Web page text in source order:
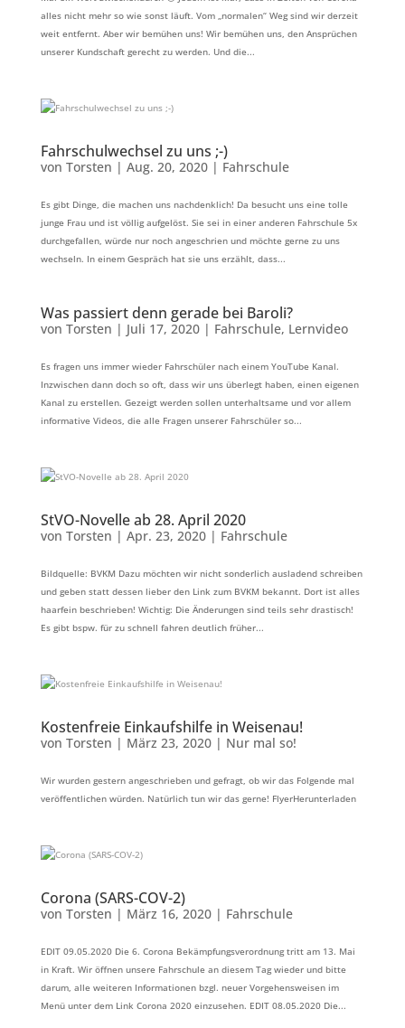
alles nicht mehr so wie sonst läuft. Vom „normalen“ Weg sind wir derzeit
weit entfernt. Aber wir bemühen uns! Wir bemühen uns, den Ansprüchen
unserer Kundschaft gerecht zu werden. Und die...
Fahrschulwechsel zu uns ;-)
von Torsten | Aug. 20, 2020| Fahrschule
Es gibt Dinge, die machen uns nachdenklich! Da besucht uns eine tolle
junge Frau und ist völlig aufgelöst. Sie sei in einer anderen Fahrschule 5x
durchgefallen, würde nur noch angeschrien und möchte gerne zu uns
wechseln. In einem Gespräch hat sie uns erzählt, dass...
Was passiert denn gerade bei Baroli?
von Torsten | Juli 17, 2020| Fahrschule, Lernvideo
Es fragen uns immer wieder Fahrschüler nach einem YouTube Kanal.
Inzwischen dann doch so oft, dass wir uns überlegt haben, einen eigenen
Kanal zu erstellen. Gezeigt werden sollen unterhaltsame und vor allem
informative Videos, die alle Fragen unserer Fahrschüler so...
StVO-Novelle ab 28. April 2020
von Torsten | Apr. 23, 2020| Fahrschule
Bildquelle: BVKM Dazu möchten wir nicht sonderlich ausladend schreiben
und geben statt dessen lieber den Link zum BVKM bekannt. Dort ist alles
haarfein beschrieben! Wichtig: Die Änderungen sind teils sehr drastisch!
Es gibt bspw. für zu schnell fahren deutlich früher...
Kostenfreie Einkaufshilfe in Weisenau!
von Torsten | März 23, 2020| Nur mal so!
Wir wurden gestern angeschrieben und gefragt, ob wir das Folgende mal
veröffentlichen würden. Natürlich tun wir das gerne! FlyerHerunterladen
Corona (SARS-COV-2)
von Torsten | März 16, 2020| Fahrschule
EDIT 09.05.2020 Die 6. Corona Bekämpfungsverordnung tritt am 13. Mai
in Kraft. Wir öffnen unsere Fahrschule an diesem Tag wieder und bitte
darum, alle weiteren Informationen bzgl. neuer Vorgehensweisen im
Menü unter dem Link Corona 2020 einzusehen. EDIT 08.05.2020 Die...